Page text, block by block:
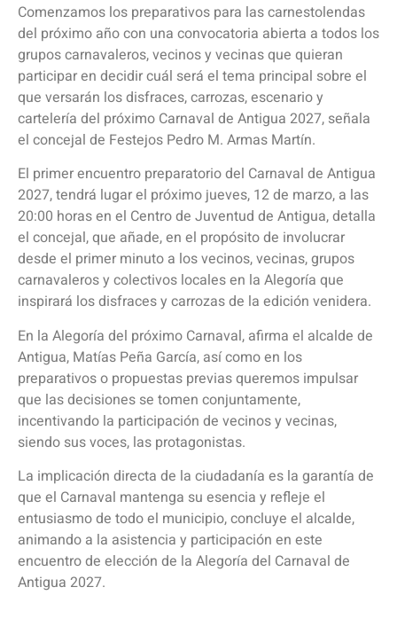
Comenzamos los preparativos para las carnestolendas
del próximo año con una convocatoria abierta a todos los
grupos carnavaleros, vecinos y vecinas que quieran
participar en decidir cuál será el tema principal sobre el
que versarán los disfraces, carrozas, escenario y
cartelería del próximo Carnaval de Antigua 2027, señala
el concejal de Festejos Pedro M. Armas Martín.
El primer encuentro preparatorio del Carnaval de Antigua
2027, tendrá lugar el próximo jueves, 12 de marzo, a las
20:00 horas en el Centro de Juventud de Antigua, detalla
el concejal, que añade, en el propósito de involucrar
desde el primer minuto a los vecinos, vecinas, grupos
carnavaleros y colectivos locales en la Alegoría que
inspirará los disfraces y carrozas de la edición venidera.
En la Alegoría del próximo Carnaval, afirma el alcalde de
Antigua, Matías Peña García, así como en los
preparativos o propuestas previas queremos impulsar
que las decisiones se tomen conjuntamente,
incentivando la participación de vecinos y vecinas,
siendo sus voces, las protagonistas.
La implicación directa de la ciudadanía es la garantía de
que el Carnaval mantenga su esencia y refleje el
entusiasmo de todo el municipio, concluye el alcalde,
animando a la asistencia y participación en este
encuentro de elección de la Alegoría del Carnaval de
Antigua 2027.